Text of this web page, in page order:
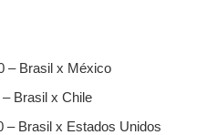
– Brasil x México
Brasil x Chile
Brasil x Estados Unidos